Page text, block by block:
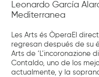
Leonardo García
Mediterranea
Les Arts és ÒperaEl
regresan después de su
Arts de ‘L’incoronazione
Contaldo, uno de los
actualmente, y la